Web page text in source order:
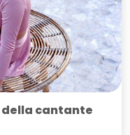
della cantante